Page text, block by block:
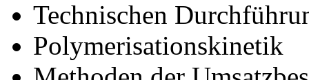
Technischen
Polymerisationskinetik